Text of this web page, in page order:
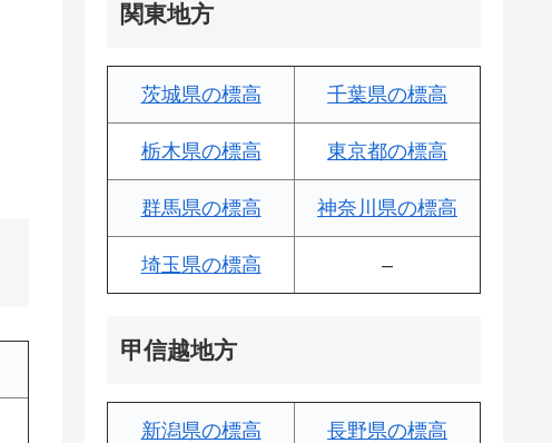
関東地方
茨城県の標高 千葉県の標高
栃木県の標高 東京都の標高
群馬県の標高 神奈川県の標高
埼玉県の標高 –
甲信越地方
新潟県の標高 長野県の標高